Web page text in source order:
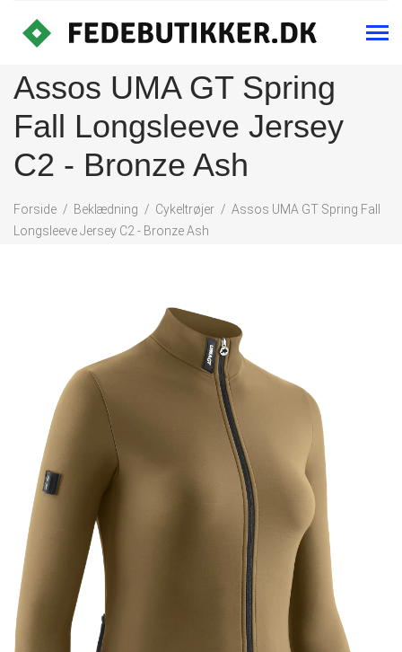
Assos UMA GT Spring
Fall Longsleeve Jersey
C2 - Bronze Ash
Forside Beklædning Cykeltrøjer
Assos UMA GT Spring Fall
Longsleeve Jersey C2 - Bronze Ash